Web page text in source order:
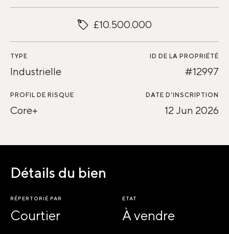
£10.500.000
TYPE
Industrielle
ID DE LA PROPRIÉTÉ
#12997
PROFIL DE RISQUE
Core+
DATE D'INSCRIPTION
12 Jun 2026
Détails du bien
RÉPERTORIÉ PAR
Courtier
ETAT
À vendre